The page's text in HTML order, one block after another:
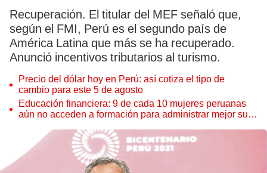
Recuperación. El titular del MEF señaló que,
según el FMI, Perú es el segundo país de
América Latina que más se ha recuperado.
Anunció incentivos tributarios al turismo.
Precio del dólar hoy en Perú: así cotiza el tipo de
cambio para este 5 de agosto
Educación financiera: 9 de cada 10 mujeres peruanas
aún no acceden a formación para administrar mejor su